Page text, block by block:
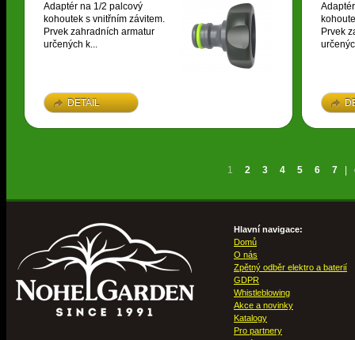
Adaptér na 1/2 palcový
kohoutek s vnitřním závitem.
Prvek zahradních armatur
určených k...
DETAIL
Prvek
1 2 3 4 5 6 7
Hlavní navigace:
Domů
O nás
Zpětný odběr elektro a baterií
GDPR
Whistleblowing
Akce a novinky
Katalogy
Pro partnery